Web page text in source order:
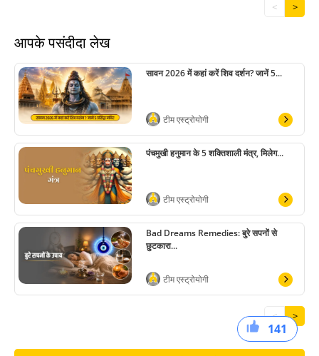
141
64
36
41
< >
आपके पसंदीदा लेख
सावन 2026 में कहां करें शिव दर्शन? जानें 5...
टीम एस्ट्रोयोगी
पंचमुखी हनुमान के 5 शक्तिशाली मंत्र, मिलेग...
टीम एस्ट्रोयोगी
Bad Dreams Remedies: बुरे सपनों से
छुटकारा...
टीम एस्ट्रोयोगी
< >